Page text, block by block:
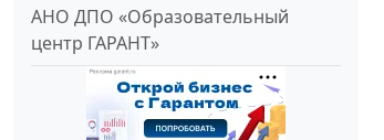
АНО ДПО «Образовательный
центр ГАРАНТ»